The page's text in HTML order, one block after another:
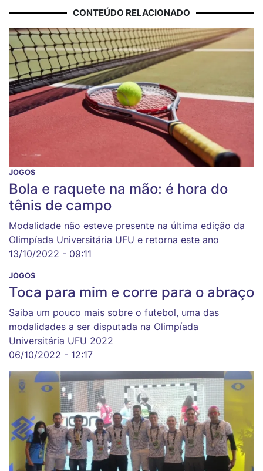
CONTEÚDO RELACIONADO
JOGOS
Bola e raquete na mão: é hora do
tênis de campo
Modalidade não esteve presente na última edição da
Olimpíada Universitária UFU e retorna este ano
13/10/2022 - 09:11
JOGOS
Toca para mim e corre para o abraço
Saiba um pouco mais sobre o futebol, uma das
modalidades a ser disputada na Olimpíada
Universitária UFU 2022
06/10/2022 - 12:17